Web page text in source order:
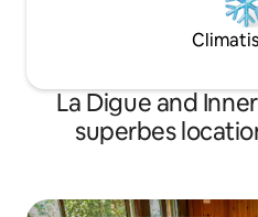
La Digue and
superbes